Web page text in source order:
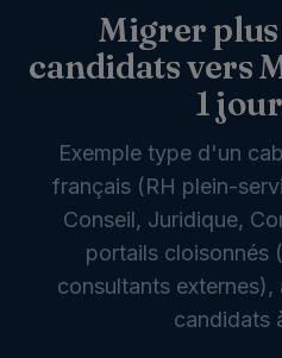
Migrer plus
candidats vers
1
Exemple type d'un
français (RH plein-
Conseil, Juridique,
portails cloisonnés
consultants
candidats